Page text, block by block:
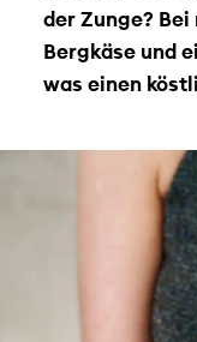
der Zunge?
Bergkäse und
was einen